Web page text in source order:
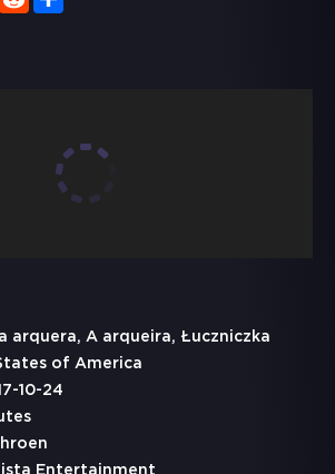
arquera, A arqueira, Łuczniczka
of America
10-24
Entertainment